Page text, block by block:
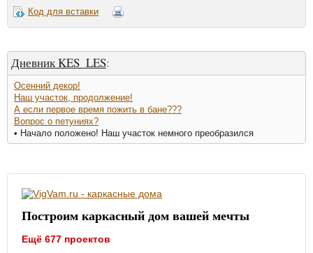
Код для вставки
Дневник KES_LES:
Осенний декор!
Наш участок, продолжение!
А если первое время пожить в бане???
Вопрос о петуниях?
• Начало положено! Наш участок немного преобразился
Построим каркасный дом вашей мечты
Ещё 677 проектов